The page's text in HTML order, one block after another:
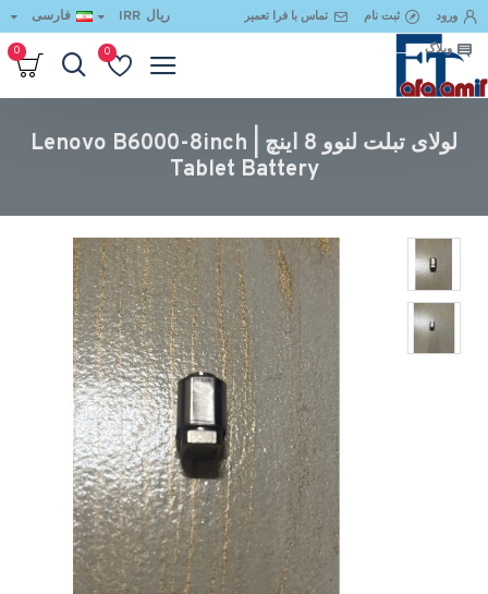
ورود ثبت نام تماس با فرا تعمیر
وبلاگ
ریال IRR فارسی
0
0
لولای تبلت لنوو 8 اینچ | Lenovo B6000-8inch
Tablet Battery